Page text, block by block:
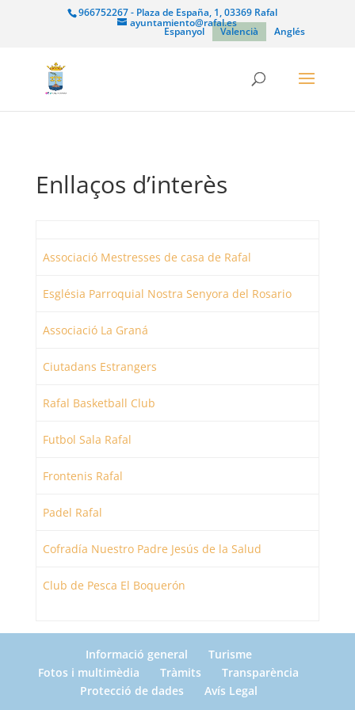
966752267 - Plaza de España, 1, 03369 Rafal
ayuntamiento@rafal.es
Espanyol Valencià Anglés
Enllaços d’interès
Associació Mestresses de casa de Rafal
Església Parroquial Nostra Senyora del Rosario
Associació La Graná
Ciutadans Estrangers
Rafal Basketball Club
Futbol Sala Rafal
Frontenis Rafal
Padel Rafal
Cofradía Nuestro Padre Jesús de la Salud
Club de Pesca El Boquerón
Informació general
Turisme
Fotos i multimèdia
Tràmits
Transparència
Protecció de dades
Avís Legal